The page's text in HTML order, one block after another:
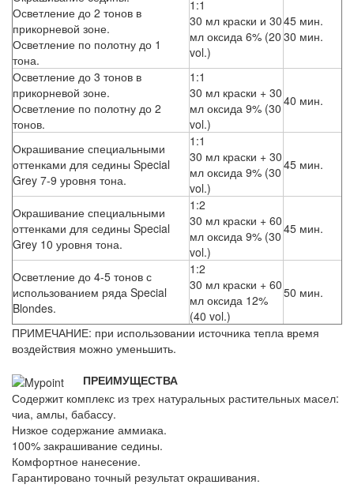
Осветление до 2 тонов в
прикорневой зоне.
Осветление по полотну до 1
тона.
1:1
30 мл краски и 30
мл оксида 6% (20
vol.)
45 мин.
30 мин.
Осветление до 3 тонов в
прикорневой зоне.
Осветление по полотну до 2
тонов.
1:1
30 мл краски + 30
мл оксида 9% (30
vol.)
40 мин.
Окрашивание специальными
оттенками для седины Special
Grey 7-9 уровня тона.
1:1
30 мл краски + 30
мл оксида 9% (30
vol.)
45 мин.
Окрашивание специальными
оттенками для седины Special
Grey 10 уровня тона.
1:2
30 мл краски + 60
мл оксида 9% (30
vol.)
45 мин.
Осветление до 4-5 тонов с
использованием ряда Special
Blondes.
1:2
30 мл краски + 60
мл оксида 12%
(40 vol.)
50 мин.
ПРИМЕЧАНИЕ: при использовании источника тепла время
воздействия можно уменьшить.
ПРЕИМУЩЕСТВА
Содержит комплекс из трех натуральных растительных масел:
чиа, амлы, бабассу.
Низкое содержание аммиака.
100% закрашивание седины.
Комфортное нанесение.
Гарантировано точный результат окрашивания.